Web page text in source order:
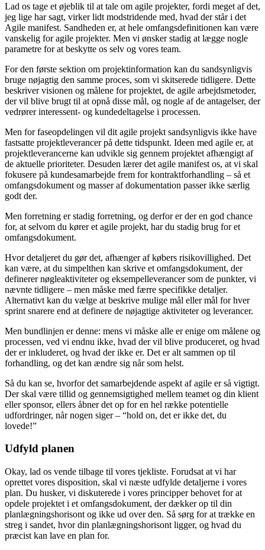
Lad os tage et øjeblik til at tale om agile projekter, fordi meget af det,
jeg lige har sagt, virker lidt modstridende med, hvad der står i det
Agile manifest. Sandheden er, at hele omfangsdefinitionen kan være
vanskelig for agile projekter. Men vi ønsker stadig at lægge nogle
parametre for at beskytte os selv og vores team.
For den første sektion om projektinformation kan du sandsynligvis
bruge nøjagtig den samme proces, som vi skitserede tidligere. Dette
beskriver visionen og målene for projektet, de agile arbejdsmetoder,
der vil blive brugt til at opnå disse mål, og nogle af de antagelser, der
vedrører interessent- og kundedeltagelse i processen.
Men for faseopdelingen vil dit agile projekt sandsynligvis ikke have
fastsatte projektleverancer på dette tidspunkt. Ideen med agile er, at
projektleverancerne kan udvikle sig gennem projektet afhængigt af
de aktuelle prioriteter. Desuden lærer det agile manifest os, at vi skal
fokusere på kundesamarbejde frem for kontraktforhandling – så et
omfangsdokument og masser af dokumentation passer ikke særlig
godt der.
Men forretning er stadig forretning, og derfor er der en god chance
for, at selvom du kører et agile projekt, har du stadig brug for et
omfangsdokument.
Hvor detaljeret du gør det, afhænger af købers risikovillighed. Det
kan være, at du simpelthen kan skrive et omfangsdokument, der
definerer nøgleaktiviteter og eksempelleverancer som de punkter, vi
nævnte tidligere – men måske med færre specifikke detaljer.
Alternativt kan du vælge at beskrive mulige mål eller mål for hver
sprint snarere end at definere de nøjagtige aktiviteter og leverancer.
Men bundlinjen er denne: mens vi måske alle er enige om målene og
processen, ved vi endnu ikke, hvad der vil blive produceret, og hvad
der er inkluderet, og hvad der ikke er. Det er alt sammen op til
forhandling, og det kan ændre sig når som helst.
Så du kan se, hvorfor det samarbejdende aspekt af agile er så vigtigt.
Der skal være tillid og gennemsigtighed mellem teamet og din klient
eller sponsor, ellers åbner det op for en hel række potentielle
udfordringer, når nogen siger – “hold on, det er ikke det, du
lovede!”
Udfyld planen
Okay, lad os vende tilbage til vores tjekliste. Forudsat at vi har
oprettet vores disposition, skal vi næste udfylde detaljerne i vores
plan. Du husker, vi diskuterede i vores principper behovet for at
opdele projektet i et omfangsdokument, der dækker op til din
planlægningshorisont og ikke ud over den. Så sørg for at trække en
streg i sandet, hvor din planlægningshorisont ligger, og hvad du
præcist kan lave en plan for.